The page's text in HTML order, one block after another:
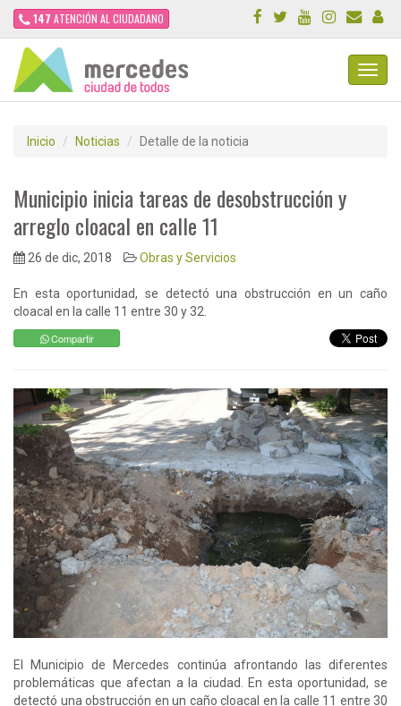
147 ATENCIÓN AL CIUDADANO
Inicio Noticias Detalle de la noticia
Municipio inicia tareas de desobstrucción y
arreglo cloacal en calle 11
26 de dic, 2018 Obras y Servicios
En esta oportunidad, se detectó una obstrucción en un caño
cloacal en la calle 11 entre 30 y 32.
Compartir
El Municipio de Mercedes continúa afrontando las diferentes
problemáticas que afectan a la ciudad. En esta oportunidad, se
detectó una obstrucción en un caño cloacal en la calle 11 entre 30